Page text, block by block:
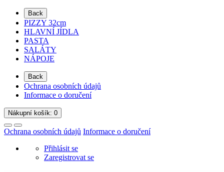
Back
PIZZY 32cm
HLAVNÍ JÍDLA
PASTA
SALÁTY
NÁPOJE
Back
Ochrana osobních údajů
Informace o doručení
Nákupní košík: 0
Ochrana osobních údajů Informace o doručení
Přihlásit se
Zaregistrovat se